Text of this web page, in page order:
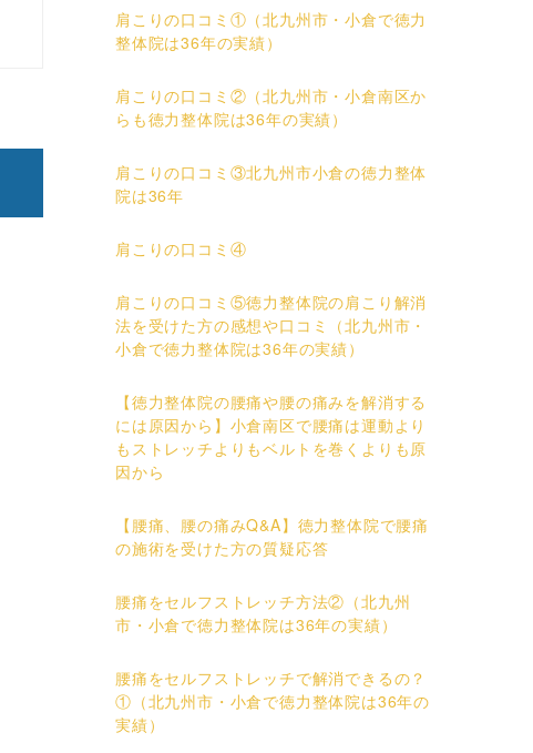
肩こりの口コミ①（北九州市・小倉で徳力
整体院は36年の実績）
肩こりの口コミ②（北九州市・小倉南区か
らも徳力整体院は36年の実績）
肩こりの口コミ③北九州市小倉の徳力整体
院は36年
肩こりの口コミ④
肩こりの口コミ⑤徳力整体院の肩こり解消
法を受けた方の感想や口コミ（北九州市・
小倉で徳力整体院は36年の実績）
【徳力整体院の腰痛や腰の痛みを解消する
には原因から】小倉南区で腰痛は運動より
もストレッチよりもベルトを巻くよりも原
因から
【腰痛、腰の痛みQ&A】徳力整体院で腰痛
の施術を受けた方の質疑応答
腰痛をセルフストレッチ方法②（北九州
市・小倉で徳力整体院は36年の実績）
腰痛をセルフストレッチで解消できるの？
①（北九州市・小倉で徳力整体院は36年の
実績）